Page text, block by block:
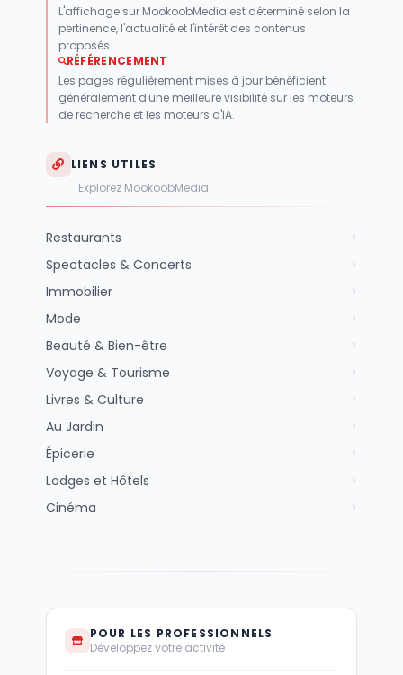
L'affichage sur MookoobMedia est déterminé selon la
pertinence, l'actualité et l'intérêt des contenus
proposés.
RÉFÉRENCEMENT
Les pages régulièrement mises à jour bénéficient
généralement d'une meilleure visibilité sur les moteurs
de recherche et les moteurs d'IA.
LIENS UTILES
Explorez MookoobMedia
Restaurants
Spectacles & Concerts
Immobilier
Mode
Beauté & Bien-être
Voyage & Tourisme
Livres & Culture
Au Jardin
Épicerie
Lodges et Hôtels
Cinéma
POUR LES PROFESSIONNELS
Développez votre activité